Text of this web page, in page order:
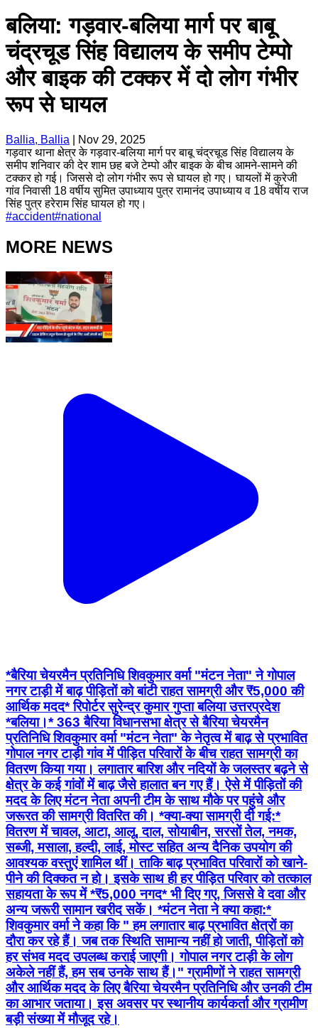
बलिया: गड़वार-बलिया मार्ग पर बाबू
चंद्रचूड सिंह विद्यालय के समीप टेम्पो
और बाइक की टक्कर में दो लोग गंभीर
रूप से घायल
Ballia, Ballia
Nov 29, 2025
गड़वार थाना क्षेत्र के गड़वार-बलिया मार्ग पर बाबू चंद्रचूड सिंह विद्यालय के
समीप शनिवार की देर शाम छह बजे टेम्पो और बाइक के बीच आमने-सामने की
टक्कर हो गई। जिससे दो लोग गंभीर रूप से घायल हो गए। घायलों में कुरेजी
गांव निवासी 18 वर्षीय सुमित उपाध्याय पुत्र रामानंद उपाध्याय व 18 वर्षीय राज
सिंह पुत्र हरेराम सिंह घायल हो गए।
#accident#national
MORE NEWS
*बैरिया चेयरमैन प्रतिनिधि शिवकुमार वर्मा "मंटन नेता" ने गोपाल
नगर टाड़ी में बाढ़ पीड़ितों को बांटी राहत सामग्री और ₹5,000 की
आर्थिक मदद* रिपोर्टर सुरेन्द्र कुमार गुप्ता बलिया उत्तरप्रदेश
*बलिया।* 363 बैरिया विधानसभा क्षेत्र से बैरिया चेयरमैन
प्रतिनिधि शिवकुमार वर्मा "मंटन नेता" के नेतृत्व में बाढ़ से प्रभावित
गोपाल नगर टाड़ी गांव में पीड़ित परिवारों के बीच राहत सामग्री का
वितरण किया गया। लगातार बारिश और नदियों के जलस्तर बढ़ने से
क्षेत्र के कई गांवों में बाढ़ जैसे हालात बन गए हैं। ऐसे में पीड़ितों की
मदद के लिए मंटन नेता अपनी टीम के साथ मौके पर पहुंचे और
जरूरत की सामग्री वितरित की। *क्या-क्या सामग्री दी गई:*
वितरण में चावल, आटा, आलू, दाल, सोयाबीन, सरसों तेल, नमक,
सब्जी, मसाला, हल्दी, लाई, मोस्ट सहित अन्य दैनिक उपयोग की
आवश्यक वस्तुएं शामिल थीं। ताकि बाढ़ प्रभावित परिवारों को खाने-
पीने की दिक्कत न हो। इसके साथ ही हर पीड़ित परिवार को तत्काल
सहायता के रूप में *₹5,000 नगद* भी दिए गए, जिससे वे दवा और
अन्य जरूरी सामान खरीद सकें। *मंटन नेता ने क्या कहा:*
शिवकुमार वर्मा ने कहा कि " हम लगातार बाढ़ प्रभावित क्षेत्रों का
दौरा कर रहे हैं। जब तक स्थिति सामान्य नहीं हो जाती, पीड़ितों को
हर संभव मदद उपलब्ध कराई जाएगी। गोपाल नगर टाड़ी के लोग
अकेले नहीं हैं, हम सब उनके साथ हैं।" ग्रामीणों ने राहत सामग्री
और आर्थिक मदद के लिए बैरिया चेयरमैन प्रतिनिधि और उनकी टीम
का आभार जताया। इस अवसर पर स्थानीय कार्यकर्ता और ग्रामीण
बड़ी संख्या में मौजूद रहे।